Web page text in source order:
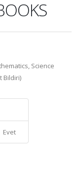
Science
Bildiri)
Evet